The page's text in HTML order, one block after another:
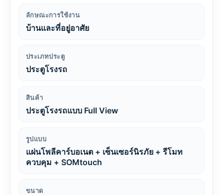
ลักษณะการใช้งาน
บ้านและที่อยู่อาศัย
ประเภทประตู
ประตูโรงรถ
สินค้า
ประตูโรงรถแบบ Full View
รูปแบบ
แผ่นโพลีคาร์บอเนต + เซ็นเซอร์นิรภัย + รีโมท
ควบคุม + SOMtouch
ขนาด